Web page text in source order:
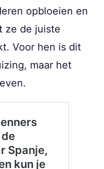
opbloeien en
ze de juiste
Voor hen is dit
maar het